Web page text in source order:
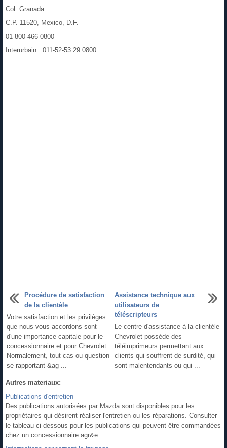
Col. Granada
C.P. 11520, Mexico, D.F.
01-800-466-0800
Interurbain : 011-52-53 29 0800
Procédure de satisfaction
de la clientèle
Votre satisfaction et les privilèges
que nous vous accordons sont
d'une importance capitale pour le
concessionnaire et pour Chevrolet.
Normalement, tout cas ou question
se rapportant &ag ...
Assistance technique aux
utilisateurs de
téléscripteurs
Le centre d'assistance à la clientèle
Chevrolet possède des
téléimprimeurs permettant aux
clients qui souffrent de surdité, qui
sont malentendants ou qui ...
Autres materiaux:
Publications d'entretien
Des publications autorisées par Mazda sont disponibles pour les
propriétaires qui désirent réaliser l'entretien ou les réparations. Consulter
le tableau ci-dessous pour les publications qui peuvent être commandées
chez un concessionnaire agr&e ...